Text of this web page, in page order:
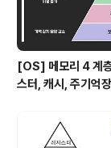
[OS] 메모리 4 계
스터, 캐시, 주기억